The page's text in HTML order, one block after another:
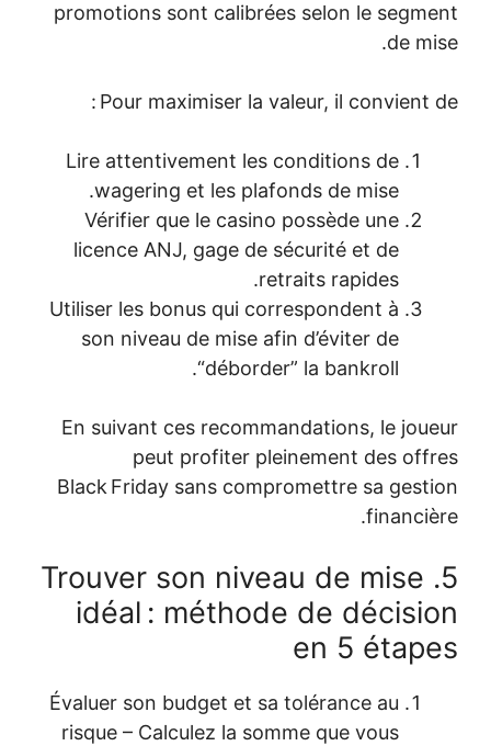
promotions sont calibrées selon le segment
de mise.
Pour maximiser la valeur, il convient de :
Lire attentivement les conditions de
wagering et les plafonds de mise.
Vérifier que le casino possède une
licence ANJ, gage de sécurité et de
retraits rapides.
Utiliser les bonus qui correspondent à
son niveau de mise afin d’éviter de
“déborder” la bankroll.
En suivant ces recommandations, le joueur
peut profiter pleinement des offres
Black Friday sans compromettre sa gestion
financière.
5. Trouver son niveau de mise
idéal : méthode de décision
en 5 étapes
Évaluer son budget et sa tolérance au
risque – Calculez la somme que vous